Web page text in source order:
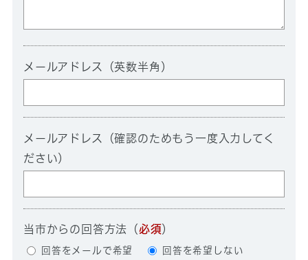
メールアドレス（英数半角）
メールアドレス（確認のためもう一度入力してく
ださい）
当市からの回答方法 （必須）
回答をメールで希望 回答を希望しない